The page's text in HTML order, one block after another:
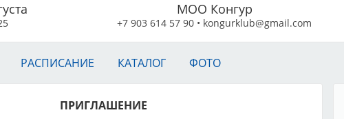
МОО Конгур
+7 903 614 57 90 • kongurklub@gmail.com
РАСПИСАНИЕ КАТАЛОГ ФОТО
ПРИГЛАШЕНИЕ